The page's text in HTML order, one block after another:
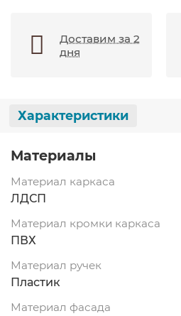
Доставим за 2
дня
Характеристики
Материалы
Материал каркаса
ЛДСП
Материал кромки каркаса
ПВХ
Материал ручек
Пластик
Материал фасада